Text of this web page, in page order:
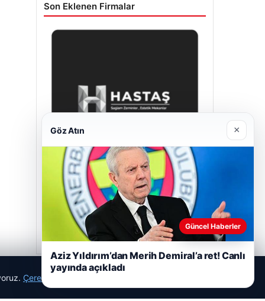
Son Eklenen Firmalar
Hastaş Beton
Mayıs 26, 2026
Çerez Politikamız
Göz Atın ×
Güncel Haberler
Aziz Yıldırım’dan Merih Demiral’a ret! Canlı
yayında açıkladı